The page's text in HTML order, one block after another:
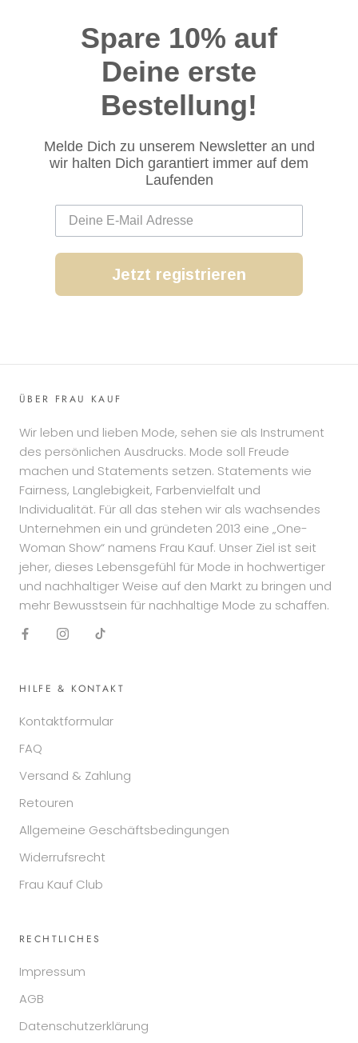
Spare 10% auf
Deine erste
Bestellung!
Melde Dich zu unserem Newsletter an und
wir halten Dich garantiert immer auf dem
Laufenden
Jetzt registrieren
ÜBER FRAU KAUF
Wir leben und lieben Mode, sehen sie als Instrument
des persönlichen Ausdrucks. Mode soll Freude
machen und Statements setzen. Statements wie
Fairness, Langlebigkeit, Farbenvielfalt und
Individualität. Für all das stehen wir als wachsendes
Unternehmen ein und gründeten 2013 eine „One-
Woman Show“ namens Frau Kauf. Unser Ziel ist seit
jeher, dieses Lebensgefühl für Mode in hochwertiger
und nachhaltiger Weise auf den Markt zu bringen und
mehr Bewusstsein für nachhaltige Mode zu schaffen.
HILFE & KONTAKT
Kontaktformular
FAQ
Versand & Zahlung
Retouren
Allgemeine Geschäftsbedingungen
Widerrufsrecht
Frau Kauf Club
RECHTLICHES
Impressum
AGB
Datenschutzerklärung